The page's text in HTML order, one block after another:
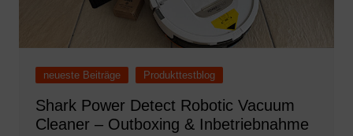
neueste Beiträge Produkttestblog
Shark Power Detect Robotic Vacuum
Cleaner – Outboxing & Inbetriebnahme